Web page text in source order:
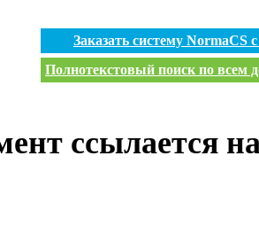
Заказать систему
Полнотекстовый поиск по всем
ссылается